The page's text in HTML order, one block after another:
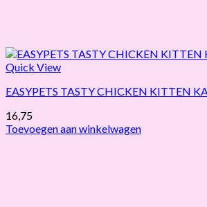
Quick View
EASYPETS TASTY CHICKEN KITTEN
16,75
Toevoegen aan winkelwagen